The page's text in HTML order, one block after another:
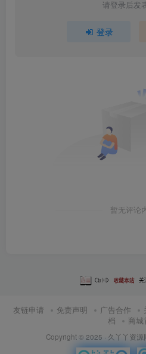
请登录后发
登录
暂无评论
友链申请 免责声明 广告合作
档
商城
Copyright © 2025 · 久丫丫资源